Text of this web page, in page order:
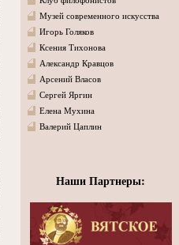
Музей современного искусства
Игорь Голяков
Ксения Тихонова
Александр Кравцов
Арсений Власов
Сергей Яргин
Елена Мухина
Валерий Цаплин
Наши Партнеры: